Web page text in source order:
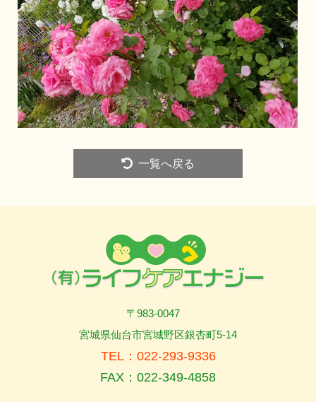
一覧へ戻る
〒983-0047
宮城県仙台市宮城野区銀杏町5-14
TEL：022-293-9336
FAX：022-349-4858